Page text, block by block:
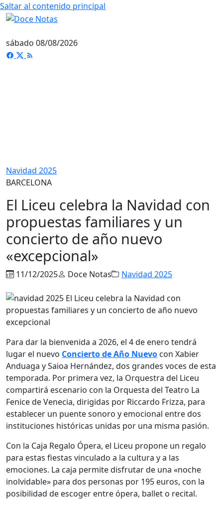
Saltar al contenido principal
sábado 08/08/2026
Navidad 2025
BARCELONA
El Liceu celebra la Navidad con
propuestas familiares y un
concierto de año nuevo
«excepcional»
11/12/2025 Doce Notas Navidad 2025
Para dar la bienvenida a 2026, el 4 de enero tendrá
lugar el nuevo Concierto de Año Nuevo con Xabier
Anduaga y Saioa Hernández, dos grandes voces de esta
temporada. Por primera vez, la Orquestra del Liceu
compartirá escenario con la Orquesta del Teatro La
Fenice de Venecia, dirigidas por Riccardo Frizza, para
establecer un puente sonoro y emocional entre dos
instituciones históricas unidas por una misma pasión.
Con la Caja Regalo Ópera, el Liceu propone un regalo
para estas fiestas vinculado a la cultura y a las
emociones. La caja permite disfrutar de una «noche
inolvidable» para dos personas por 195 euros, con la
posibilidad de escoger entre ópera, ballet o recital.